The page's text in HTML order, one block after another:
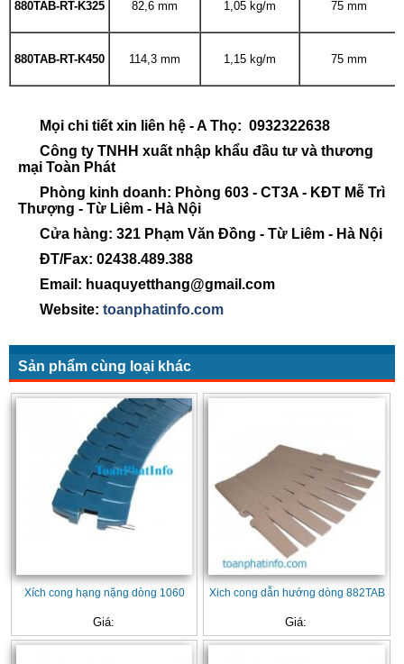
880TAB-RT-K325 82,6 mm 1,05 kg/m 75 mm
880TAB-RT-K450 114,3 mm 1,15 kg/m 75 mm
Mọi chi tiết xin liên hệ - A Thọ: 0932322638
Công ty TNHH xuất nhập khẩu đầu tư và thương
mại Toàn Phát
Phòng kinh doanh: Phòng 603 - CT3A - KĐT Mễ Trì
Thượng - Từ Liêm - Hà Nội
Cửa hàng: 321 Phạm Văn Đồng - Từ Liêm - Hà Nội
ĐT/Fax: 02438.489.388
Email: huaquyetthang@gmail.com
Website: toanphatinfo.com
Sản phẩm cùng loại khác
Xích cong hạng nặng dòng 1060
Giá:
Xich cong dẫn hướng dòng 882TAB
Giá: